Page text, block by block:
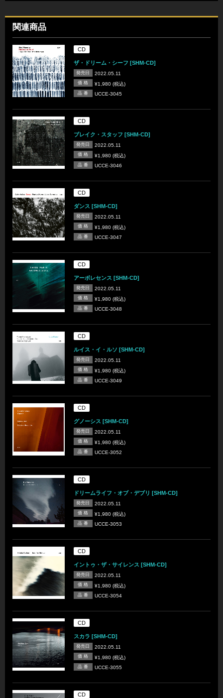
関連商品
CD
ザ・ドリーム・シーフ [SHM-CD]
発売日 2022.05.11
価 格 ¥1,980 (税込)
品 番 UCCE-3045
CD
ブレイク・スタッフ [SHM-CD]
発売日 2022.05.11
価 格 ¥1,980 (税込)
品 番 UCCE-3046
CD
ダンス [SHM-CD]
発売日 2022.05.11
価 格 ¥1,980 (税込)
品 番 UCCE-3047
CD
アーボレセンス [SHM-CD]
発売日 2022.05.11
価 格 ¥1,980 (税込)
品 番 UCCE-3048
CD
ルイス・イ・ルソ [SHM-CD]
発売日 2022.05.11
価 格 ¥1,980 (税込)
品 番 UCCE-3049
CD
グノーシス [SHM-CD]
発売日 2022.05.11
価 格 ¥1,980 (税込)
品 番 UCCE-3052
CD
ドリームライフ・オブ・デブリ [SHM-CD]
発売日 2022.05.11
価 格 ¥1,980 (税込)
品 番 UCCE-3053
CD
イントゥ・ザ・サイレンス [SHM-CD]
発売日 2022.05.11
価 格 ¥1,980 (税込)
品 番 UCCE-3054
CD
スカラ [SHM-CD]
発売日 2022.05.11
価 格 ¥1,980 (税込)
品 番 UCCE-3055
CD